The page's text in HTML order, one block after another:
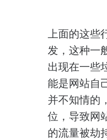
上面的这些
发，这种一
出现在一些
能是网站自
并不知情的
位，导致网
的流量被劫